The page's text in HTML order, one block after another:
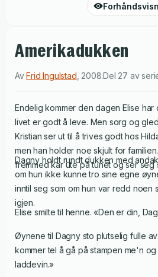
Amerikadukken
AvFrid Ingulstad 2008.Del 27 av
Endelig kommer den dagen Elise har
livet er godt å leve. Men sorg og
Kristian ser ut til å trives godt hos
men han holder noe skjult for
fremmed kar ute på tunet og ser seg
Dagny holdt rundt dukken med
om hun ikke kunne tro sine egne
inntil seg som om hun var redd noen
igjen.
Elise smilte til henne. «Den er din,
Øynene til Dagny sto plutselig fulle av
kommer tel å gå på stampen me'n
laddevin.»